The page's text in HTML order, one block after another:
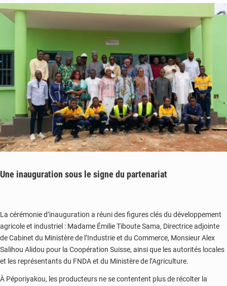
Une inauguration sous le signe du partenariat
La cérémonie d’inauguration a réuni des figures clés du développement
agricole et industriel : Madame Émilie Tiboute Sama, Directrice adjointe
de Cabinet du Ministère de l’Industrie et du Commerce, Monsieur Alex
Salihou Alidou pour la Coopération Suisse, ainsi que les autorités locales
et les représentants du FNDA et du Ministère de l’Agriculture.
À Péporiyakou, les producteurs ne se contentent plus de récolter la